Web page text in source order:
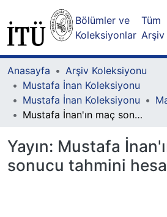
Bölümler ve
Koleksiyonlar
Tüm
Arşiv
Anasayfa
Arşiv Koleksiyonu
Mustafa İnan Koleksiyonu
Mustafa İnan Koleksiyonu
Mustafa İnan'ın maç sonucu tahmini hesapları
Yayın: Mustafa
sonucu tahmini